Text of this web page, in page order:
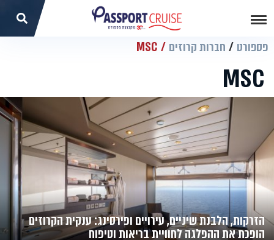
פספורט חברות קרוזים MSC
MSC
הזרקות, הלבנת שיניים, עירויים ופירסינג: ענקית הקרוזים
הופכת את ההפלגה לחוויית בריאות וטיפוח